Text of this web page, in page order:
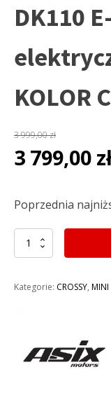
DK110
KOLOR
3 999,00zł
Pierwotna
cena
3
3 799,00
Poprzednia
ilość
MINI
ASIX
rozruch
elektryczny
Kategorie: CROSSY, MINI